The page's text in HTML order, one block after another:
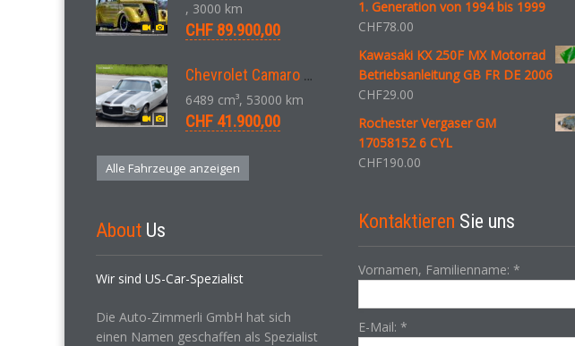
, 3000 km
CHF 89.900,00
Chevrolet Camaro SS 396 LS3 Coupe Aut. 1971
6489 cm³, 53000 km
CHF 41.900,00
Alle Fahrzeuge anzeigen
About Us
Wir sind US-Car-Spezialist
Die Auto-Zimmerli GmbH hat sich
einen Namen geschaffen als Spezialist
1. Generation von 1994 bis 1999
CHF78.00
Kawasaki KX 250F MX Motorrad
Betriebsanleitung GB FR DE 2006
CHF29.00
Rochester Vergaser GM
17058152 6 CYL
CHF190.00
Kontaktieren Sie uns
Vornamen, Familienname: *
E-Mail: *